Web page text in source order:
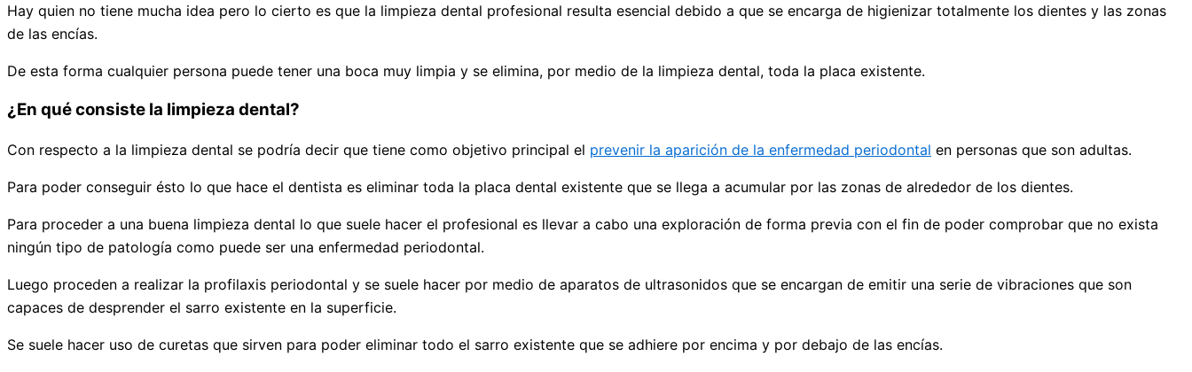
Hay quien no tiene mucha idea pero lo cierto es que la limpieza dental profesional resulta esencial debido a que se encarga de higienizar totalmente los dientes y las zonas
de las encías.
De esta forma cualquier persona puede tener una boca muy limpia y se elimina, por medio de la limpieza dental, toda la placa existente.
¿En qué consiste la limpieza dental?
Con respecto a la limpieza dental se podría decir que tiene como objetivo principal el prevenir la aparición de la enfermedad periodontal en personas que son adultas.
Para poder conseguir ésto lo que hace el dentista es eliminar toda la placa dental existente que se llega a acumular por las zonas de alrededor de los dientes.
Para proceder a una buena limpieza dental lo que suele hacer el profesional es llevar a cabo una exploración de forma previa con el fin de poder comprobar que no exista
ningún tipo de patología como puede ser una enfermedad periodontal.
Luego proceden a realizar la profilaxis periodontal y se suele hacer por medio de aparatos de ultrasonidos que se encargan de emitir una serie de vibraciones que son
capaces de desprender el sarro existente en la superficie.
Se suele hacer uso de curetas que sirven para poder eliminar todo el sarro existente que se adhiere por encima y por debajo de las encías.